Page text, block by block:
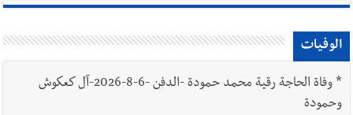
الوفيات
*
وفاة الحاجة رقية محمد حمودة -الدفن -6-8-2026-آل كعكوش
وحمودة